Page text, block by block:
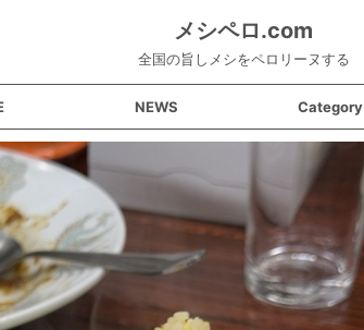
メシペロ.com
全国の旨しメシをペロリーヌする
NEWS Category